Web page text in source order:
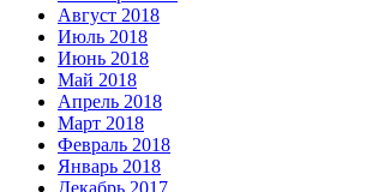
Август 2018
Июль 2018
Июнь 2018
Май 2018
Апрель 2018
Март 2018
Февраль 2018
Январь 2018